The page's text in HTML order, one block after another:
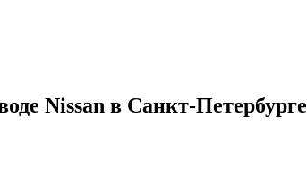
Nissan в Санкт-Петербурге